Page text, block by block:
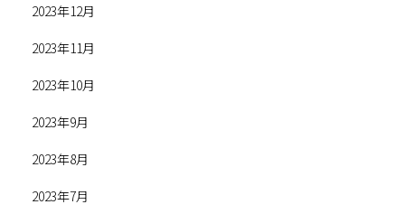
2023年12月
2023年11月
2023年10月
2023年9月
2023年8月
2023年7月